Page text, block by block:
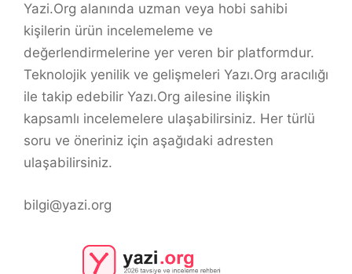
Yazi.Org alanında uzman veya hobi sahibi
kişilerin ürün incelemeleme ve
değerlendirmelerine yer veren bir platformdur.
Teknolojik yenilik ve gelişmeleri Yazı.Org aracılığı
ile takip edebilir Yazı.Org ailesine ilişkin
kapsamlı incelemelere ulaşabilirsiniz. Her türlü
soru ve öneriniz için aşağıdaki adresten
ulaşabilirsiniz.
bilgi@yazi.org